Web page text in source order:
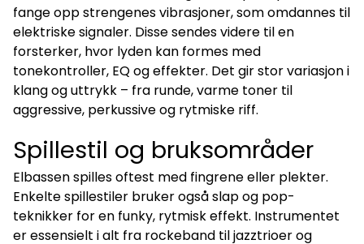
fange opp strengenes vibrasjoner, som omdannes til
elektriske signaler. Disse sendes videre til en
forsterker, hvor lyden kan formes med
tonekontroller, EQ og effekter. Det gir stor variasjon i
klang og uttrykk – fra runde, varme toner til
aggressive, perkussive og rytmiske riff.
Spillestil og bruksområder
Elbassen spilles oftest med fingrene eller plekter.
Enkelte spillestiler bruker også slap og pop-
teknikker for en funky, rytmisk effekt. Instrumentet
er essensielt i alt fra rockeband til jazztrioer og